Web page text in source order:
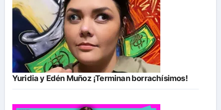
Yuridia y Edén Muñoz ¡Terminan borrachísimos!